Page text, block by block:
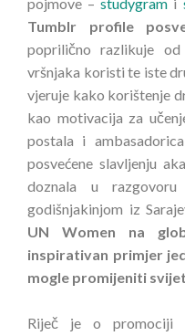
pojmove –studygram i
Tumblr profile
poprilično razlikuje
vršnjaka koristi te iste
vjeruje kako korištenje
kao motivacija za
postala i
posvećene slavljenju
doznala u
godišnjakinjom iz
UN Women na
inspirativan primjer
mogle promijeniti svijet
Riječ je o promociji